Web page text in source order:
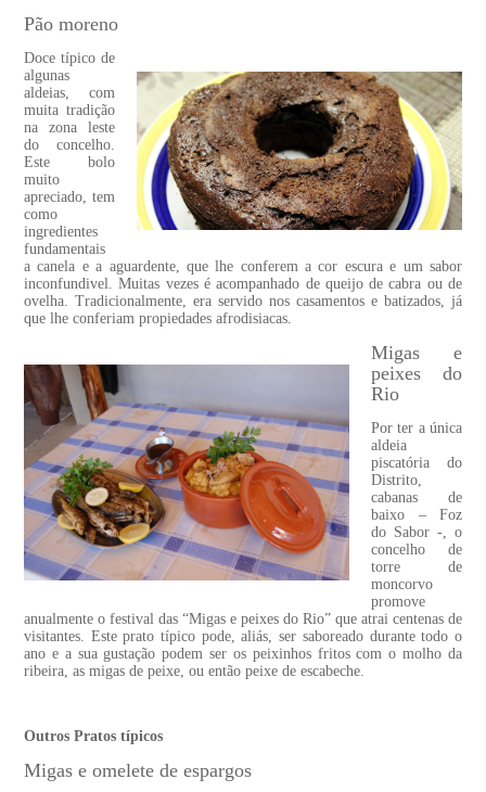
Pão moreno
Doce típico de
algunas
aldeias, com
muita tradição
na zona leste
do concelho.
Este bolo
muito
apreciado, tem
como
ingredientes
fundamentais
a canela e a aguardente, que lhe conferem a cor escura e um sabor
inconfundivel. Muitas vezes é acompanhado de queijo de cabra ou de
ovelha. Tradicionalmente, era servido nos casamentos e batizados, já
que lhe conferiam propiedades afrodisiacas.
Migas e
peixes do
Rio
Por ter a única
aldeia
piscatória do
Distrito,
cabanas de
baixo – Foz
do Sabor -, o
concelho de
torre de
moncorvo
promove
anualmente o festival das “Migas e peixes do Rio” que atrai centenas de
visitantes. Este prato típico pode, aliás, ser saboreado durante todo o
ano e a sua gustação podem ser os peixinhos fritos com o molho da
ribeira, as migas de peixe, ou então peixe de escabeche.
Outros Pratos típicos
Migas e omelete de espargos